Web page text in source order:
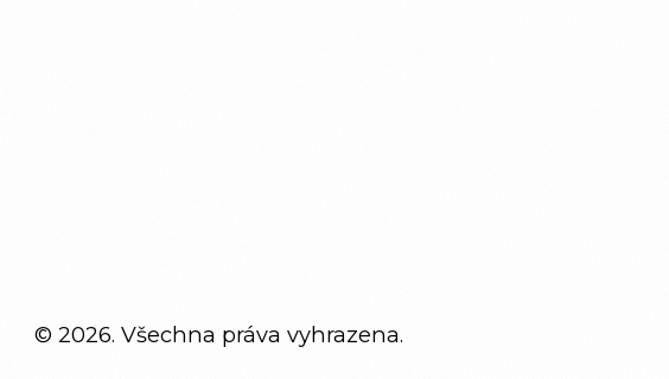
© 2026. Všechna práva vyhrazena.